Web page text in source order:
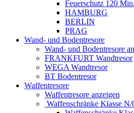
Feuerschutz 120
HAMBURG
BERLIN
PRAG
Wand- und Bodentresore
Wand- und Bodentresore
FRANKFURT Wandtresor
WEGA Wandtresor
BT Bodentresor
Waffentresore
Waffentresore anzeigen
Waffenschränke Klasse N/